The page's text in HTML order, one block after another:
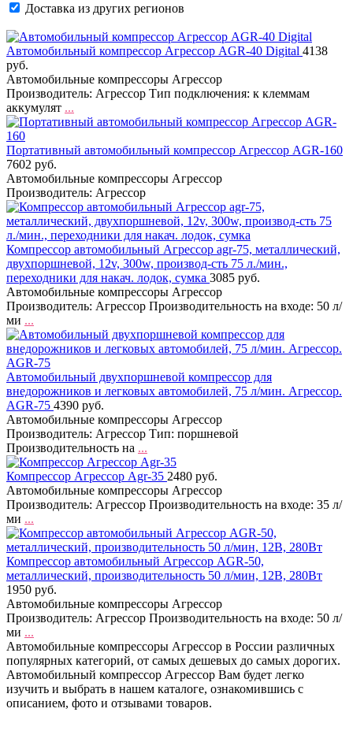
Доставка из других регионов
Автомобильный компрессор Агрессор AGR-40 Digital 4138
руб.
Автомобильные компрессоры Агрессор
Производитель: Агрессор Тип подключения: к клеммам
аккумулят ...
Портативный автомобильный компрессор Агрессор AGR-160
7602 руб.
Автомобильные компрессоры Агрессор
Производитель: Агрессор
Компрессор автомобильный Агрессор agr-75, металлический,
двухпоршневой, 12v, 300w, производ-сть 75 л./мин.,
переходники для накач. лодок, сумка 3085 руб.
Автомобильные компрессоры Агрессор
Производитель: Агрессор Производительность на входе: 50 л/
ми ...
Автомобильный двухпоршневой компрессор для
внедорожников и легковых автомобилей, 75 л/мин. Агрессор.
AGR-75 4390 руб.
Автомобильные компрессоры Агрессор
Производитель: Агрессор Тип: поршневой
Производительность на ...
Компрессор Агрессор Agr-35 2480 руб.
Автомобильные компрессоры Агрессор
Производитель: Агрессор Производительность на входе: 35 л/
ми ...
Компрессор автомобильный Агрессор AGR-50,
металлический, производительность 50 л/мин, 12В, 280Вт
1950 руб.
Автомобильные компрессоры Агрессор
Производитель: Агрессор Производительность на входе: 50 л/
ми ...
Автомобильные компрессоры Агрессор в России различных
популярных категорий, от самых дешевых до самых дорогих.
Автомобильный компрессор Агрессор Вам будет легко
изучить и выбрать в нашем каталоге, ознакомившись с
описанием, фото и отзывами товаров.